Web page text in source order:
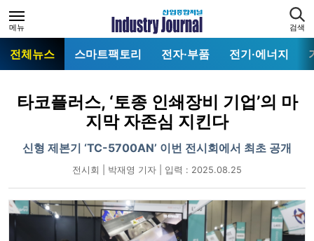
메뉴 검색
전체뉴스 스마트팩토리 전자·부품 전기·에너지
타코플러스, ‘토종 인쇄장비 기업’의 마
지막 자존심 지킨다
신형 제본기 ‘TC-5700AN’ 이번 전시회에서 최초 공개
전시회 | 박재영 기자 | 입력 : 2025.08.25